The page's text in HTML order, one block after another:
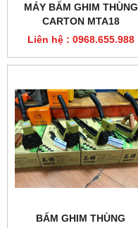
MÁY BẤM GHIM THÙNG
CARTON MTA18
Liên hệ : 0968.655.988
BẤM GHIM THÙNG